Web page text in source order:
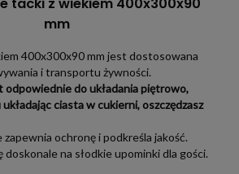
tacki z wiekiem 400x300x90
400x300x90 mm jest dostosowana
i transportu żywności.
odpowiednie do układania piętrowo,
ciasta w cukierni, oszczędzasz
zapewnia ochronę i podkreśla jakość.